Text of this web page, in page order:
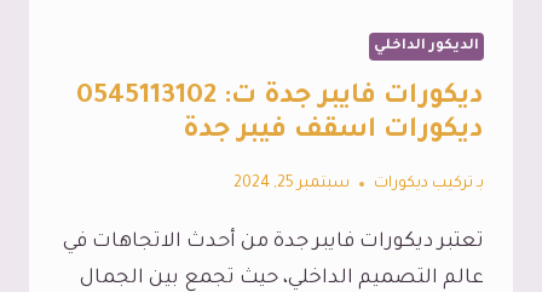
الديكور الداخلي
ديكورات فايبر جدة ت: 0545113102
ديكورات اسقف فيبر جدة
بـ تركيب ديكورات سبتمبر 25, 2024
تعتبر ديكورات فايبر جدة من أحدث الاتجاهات في
عالم التصميم الداخلي، حيث تجمع بين الجمال